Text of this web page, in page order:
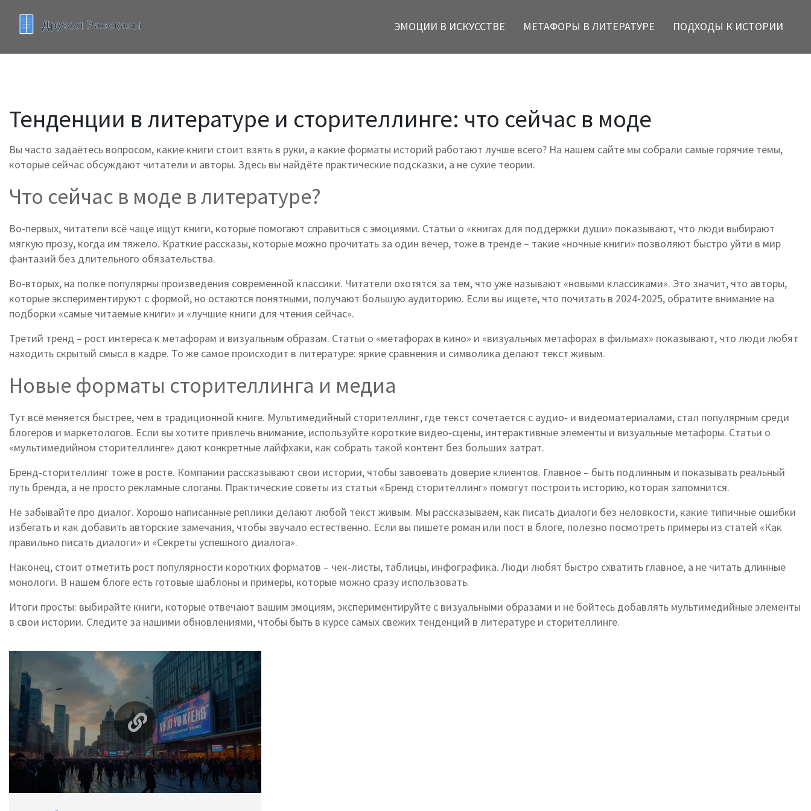
ЭМОЦИИ В ИСКУССТВЕ МЕТАФОРЫ В ЛИТЕРАТУРЕ ПОДХОДЫ К ИСТОРИИ
Тенденции в литературе и сторителлинге: что сейчас в моде
Вы часто задаётесь вопросом, какие книги стоит взять в руки, а какие форматы историй работают лучше всего? На нашем сайте мы собрали самые горячие темы,
которые сейчас обсуждают читатели и авторы. Здесь вы найдёте практические подсказки, а не сухие теории.
Что сейчас в моде в литературе?
Во-первых, читатели всё чаще ищут книги, которые помогают справиться с эмоциями. Статьи о «книгах для поддержки души» показывают, что люди выбирают
мягкую прозу, когда им тяжело. Краткие рассказы, которые можно прочитать за один вечер, тоже в тренде – такие «ночные книги» позволяют быстро уйти в мир
фантазий без длительного обязательства.
Во-вторых, на полке популярны произведения современной классики. Читатели охотятся за тем, что уже называют «новыми классиками». Это значит, что авторы,
которые экспериментируют с формой, но остаются понятными, получают большую аудиторию. Если вы ищете, что почитать в 2024‑2025, обратите внимание на
подборки «самые читаемые книги» и «лучшие книги для чтения сейчас».
Третий тренд – рост интереса к метафорам и визуальным образам. Статьи о «метафорах в кино» и «визуальных метафорах в фильмах» показывают, что люди любят
находить скрытый смысл в кадре. То же самое происходит в литературе: яркие сравнения и символика делают текст живым.
Новые форматы сторителлинга и медиа
Тут всё меняется быстрее, чем в традиционной книге. Мультимедийный сторителлинг, где текст сочетается с аудио‑ и видеоматериалами, стал популярным среди
блогеров и маркетологов. Если вы хотите привлечь внимание, используйте короткие видео‑сцены, интерактивные элементы и визуальные метафоры. Статьи о
«мультимедийном сторителлинге» дают конкретные лайфхаки, как собрать такой контент без больших затрат.
Бренд‑сторителлинг тоже в росте. Компании рассказывают свои истории, чтобы завоевать доверие клиентов. Главное – быть подлинным и показывать реальный
путь бренда, а не просто рекламные слоганы. Практические советы из статьи «Бренд сторителлинг» помогут построить историю, которая запомнится.
Не забывайте про диалог. Хорошо написанные реплики делают любой текст живым. Мы рассказываем, как писать диалоги без неловкости, какие типичные ошибки
избегать и как добавить авторские замечания, чтобы звучало естественно. Если вы пишете роман или пост в блоге, полезно посмотреть примеры из статей «Как
правильно писать диалоги» и «Секреты успешного диалога».
Наконец, стоит отметить рост популярности коротких форматов – чек‑листы, таблицы, инфографика. Люди любят быстро схватить главное, а не читать длинные
монологи. В нашем блоге есть готовые шаблоны и примеры, которые можно сразу использовать.
Итоги просты: выбирайте книги, которые отвечают вашим эмоциям, экспериментируйте с визуальными образами и не бойтесь добавлять мультимедийные элементы
в свои истории. Следите за нашими обновлениями, чтобы быть в курсе самых свежих тенденций в литературе и сторителлинге.